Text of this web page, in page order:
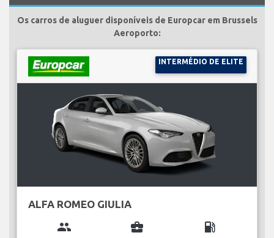
Os carros de aluguer disponíveis de Europcar em Brussels
Aeroporto:
INTERMÉDIO DE ELITE
ALFA ROMEO GIULIA
group business_center local_gas_station